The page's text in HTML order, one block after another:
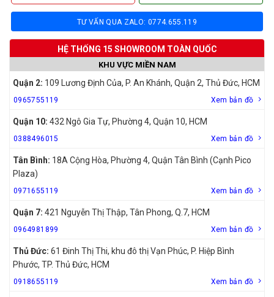
TƯ VẤN QUA ZALO: 0774.655.119
HỆ THỐNG 15 SHOWROOM TOÀN QUỐC
KHU VỰC MIỀN NAM
Quận 2: 109 Lương Định Của, P. An Khánh, Quận 2, Thủ Đức, HCM
0965755119 Xem bản đồ
Quận 10: 432 Ngô Gia Tự, Phường 4, Quận 10, HCM
0388496015 Xem bản đồ
Tân Bình: 18A Cộng Hòa, Phường 4, Quận Tân Bình (Cạnh Pico
Plaza)
0971655119 Xem bản đồ
Quận 7: 421 Nguyễn Thị Thập, Tân Phong, Q.7, HCM
0964981899 Xem bản đồ
Thủ Đức: 61 Đinh Thị Thi, khu đô thị Vạn Phúc, P. Hiệp Bình
Phước, TP. Thủ Đức, HCM
0918655119 Xem bản đồ